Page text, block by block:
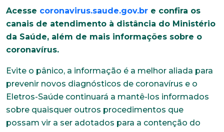
Acesse coronavirus.saude.gov.br e confira os
canais de atendimento à distância do Ministério
da Saúde, além de mais informações sobre o
coronavírus.
Evite o pânico, a informação é a melhor aliada para
prevenir novos diagnósticos de coronavírus e o
Eletros-Saúde continuará a mantê-los informados
sobre quaisquer outros procedimentos que
possam vir a ser adotados para a contenção do
Faça parte de uma instituição sólida, ética e
comprometida com o bem-estar dos seus
colaboradores. Preencha todos os dados abaixo e
anexe seu currículo.
Nome completo*
E-mail*